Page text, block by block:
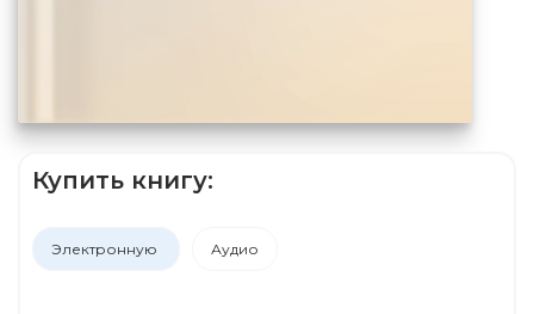
Купить книгу:
Электронную Аудио